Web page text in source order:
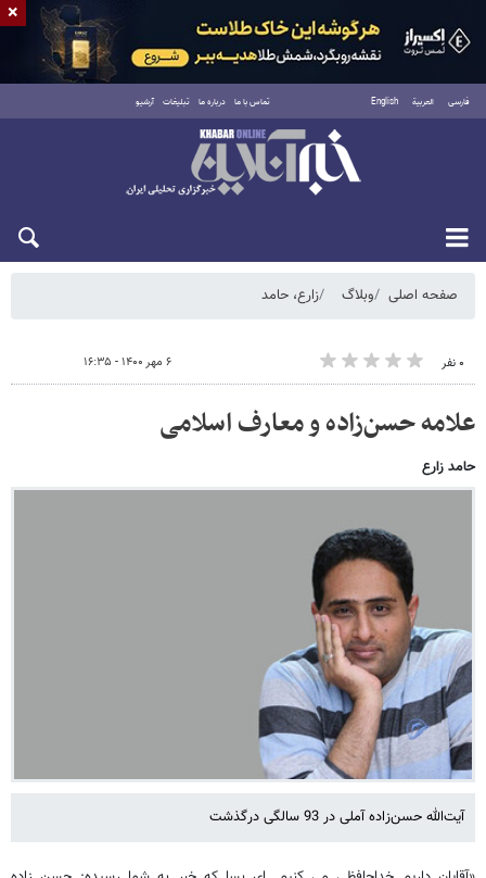
فارسی العربية English تماس با ما درباره ما تبلیغات آرشیو
شنبه ۱۷ مرداد ۱۴۰۵
صفحه اصلی وبلاگ زارع، حامد
۰ نفر ۶ مهر ۱۴۰۰ - ۱۶:۳۵
علامه حسن‌زاده و معارف اسلامی
حامد زارع
آیت‌الله حسن‌زاده آملی در 93 سالگی درگذشت
×